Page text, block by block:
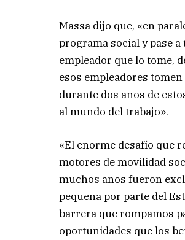
Massa dijo que, «en
programa social y pase
empleador que lo tome,
esos empleadores
durante dos años de
al mundo del trabajo».
«El enorme desafío que
motores de movilidad
muchos años fueron
pequeña por parte del
barrera que rompamos
oportunidades que los